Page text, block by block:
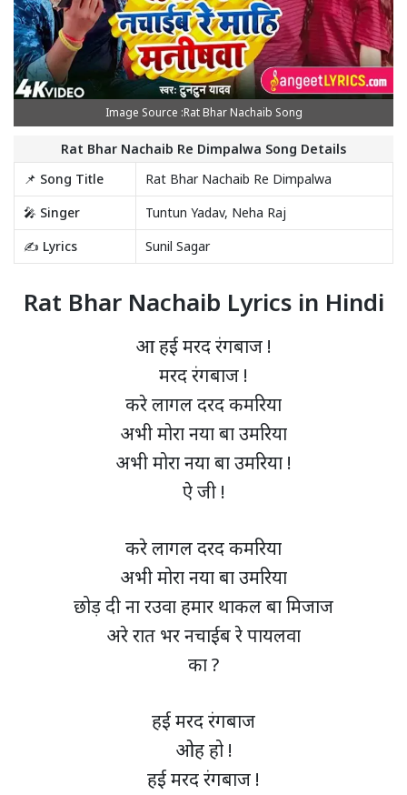
Image Source :Rat Bhar Nachaib Song
Rat Bhar Nachaib Re Dimpalwa Song Details
📌 Song Title
Rat Bhar Nachaib Re Dimpalwa
🎤 Singer
Tuntun Yadav, Neha Raj
✍️ Lyrics
Sunil Sagar
Rat Bhar Nachaib Lyrics in Hindi
आ हई मरद रंगबाज !
मरद रंगबाज !
करे लागल दरद कमरिया
अभी मोरा नया बा उमरिया
अभी मोरा नया बा उमरिया !
ऐ जी !
करे लागल दरद कमरिया
अभी मोरा नया बा उमरिया
छोड़ दी ना रउवा हमार थाकल बा मिजाज
अरे रात भर नचाईब रे पायलवा
का ?
हई मरद रंगबाज
ओह हो !
हई मरद रंगबाज !